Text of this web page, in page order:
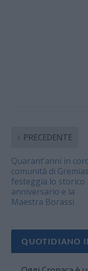
PRECEDENTE
Quarant’anni in
comunità di
festeggia lo storico
anniversario e la
Maestra Borassi
QUOTIDIANO